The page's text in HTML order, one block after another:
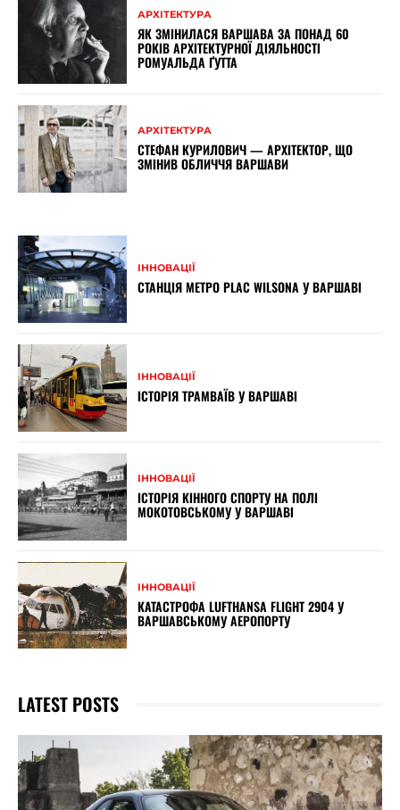
АРХІТЕКТУРА
ЯК ЗМІНИЛАСЯ ВАРШАВА ЗА ПОНАД 60
РОКІВ АРХІТЕКТУРНОЇ ДІЯЛЬНОСТІ
РОМУАЛЬДА ҐУТТА
АРХІТЕКТУРА
СТЕФАН КУРИЛОВИЧ — АРХІТЕКТОР, ЩО
ЗМІНИВ ОБЛИЧЧЯ ВАРШАВИ
ІННОВАЦІЇ
СТАНЦІЯ МЕТРО PLAC WILSONA У ВАРШАВІ
ІННОВАЦІЇ
ІСТОРІЯ ТРАМВАЇВ У ВАРШАВІ
ІННОВАЦІЇ
ІСТОРІЯ КІННОГО СПОРТУ НА ПОЛІ
МОКОТОВСЬКОМУ У ВАРШАВІ
ІННОВАЦІЇ
КАТАСТРОФА LUFTHANSA FLIGHT 2904 У
ВАРШАВСЬКОМУ АЕРОПОРТУ
LATEST POSTS